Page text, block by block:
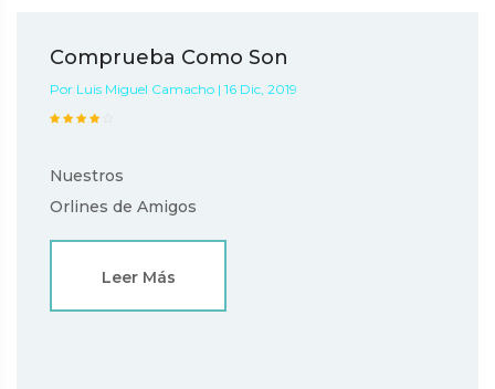
Comprueba Como Son
Por Luis Miguel Camacho | 16 Dic, 2019
Nuestros
Orlines de Amigos
Leer Más